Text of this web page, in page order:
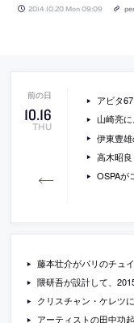
2014.10.20 Mon 09:09
10.16
THU
アビタ67を設計
山崎亮によるイ
伊東豊雄のギ
高木昭良 / 高
OSPAがコンペ
藤本壮介がパリのチュイルリー公園で行
隈研吾が設計して、2015年8月に
クリスチャン・ケレツに近
アーティストの田中功起の新しい